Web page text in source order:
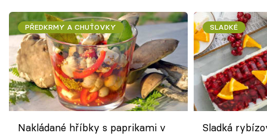
PŘEDKRMY A CHUŤOVKY
Nakládané hříbky s paprikami v
SLADKÉ
Sladká